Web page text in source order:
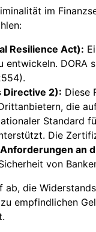
im
Resilience Act):
entwickeln.
Directive 2): Diese
die
Standard
Die
an
von
ab, die
empfindlichen